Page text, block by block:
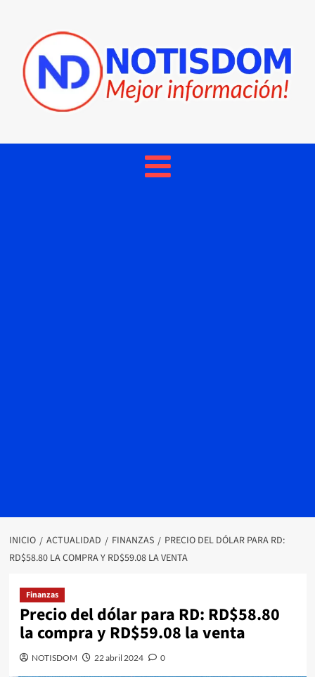
INICIO ACTUALIDAD FINANZAS
PRECIO DEL DÓLAR PARA RD:
RD$58.80 LA COMPRA Y RD$59.08 LA VENTA
Finanzas
Precio del dólar para RD: RD$58.80
la compra y RD$59.08 la venta
NOTISDOM 22 abril 2024 0